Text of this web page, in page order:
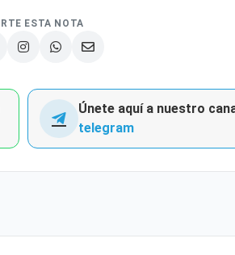
ESTA NOTA
Únete aquí a nuestro
telegram